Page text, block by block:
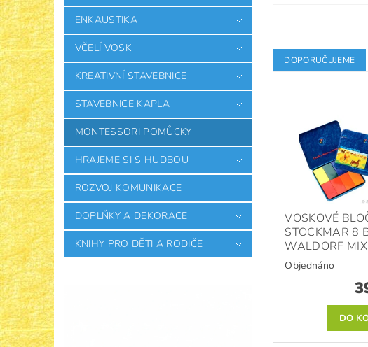
ENKAUSTIKA
VČELÍ VOSK
KREATIVNÍ STAVEBNICE
STAVEBNICE KAPLA
MONTESSORI POMŮCKY
HRAJEME SI S HUDBOU
ROZVOJ KOMUNIKACE
DOPLŇKY A DEKORACE
KNIHY PRO DĚTI A RODIČE
DOPORUČUJEME
VOSKOVÉ
STOCKMAR 8
WALDORF MIX
Objednáno